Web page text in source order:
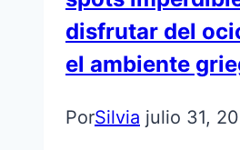
disfrutar del
el ambiente
PorSilvia julio 31,